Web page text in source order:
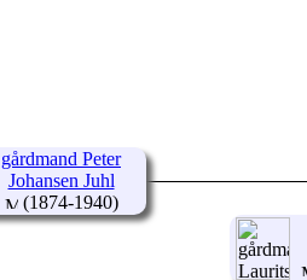
gårdmand Peter
Johansen Juhl
(1874-1940)